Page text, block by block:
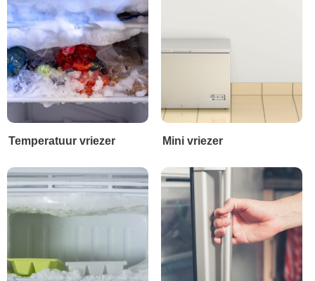
Temperatuur vriezer Mini vriezer